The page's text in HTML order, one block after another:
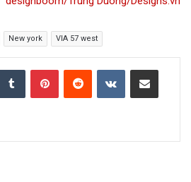
New york VIA 57 west